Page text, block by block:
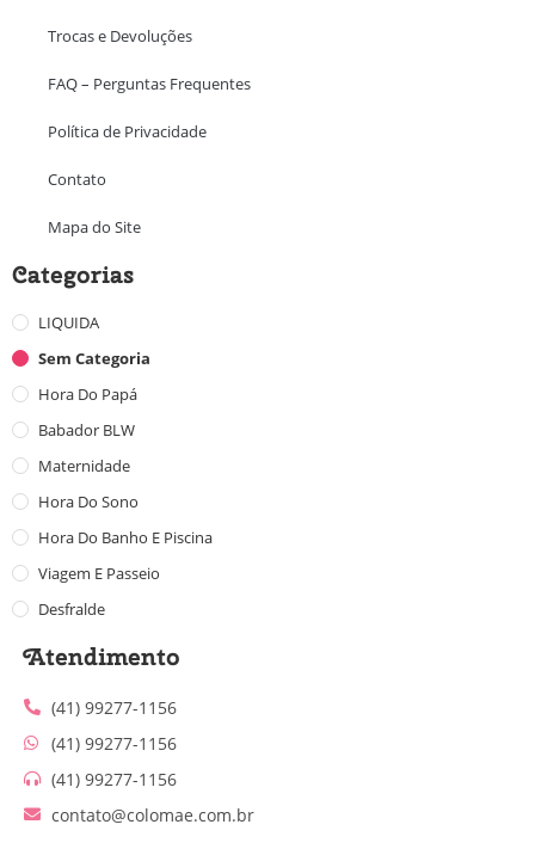
Trocas e Devoluções
FAQ – Perguntas Frequentes
Política de Privacidade
Contato
Mapa do Site
Categorias
LIQUIDA
Sem Categoria
Hora Do Papá
Babador BLW
Maternidade
Hora Do Sono
Hora Do Banho E Piscina
Viagem E Passeio
Desfralde
Atendimento
(41) 99277-1156
(41) 99277-1156
(41) 99277-1156
contato@colomae.com.br